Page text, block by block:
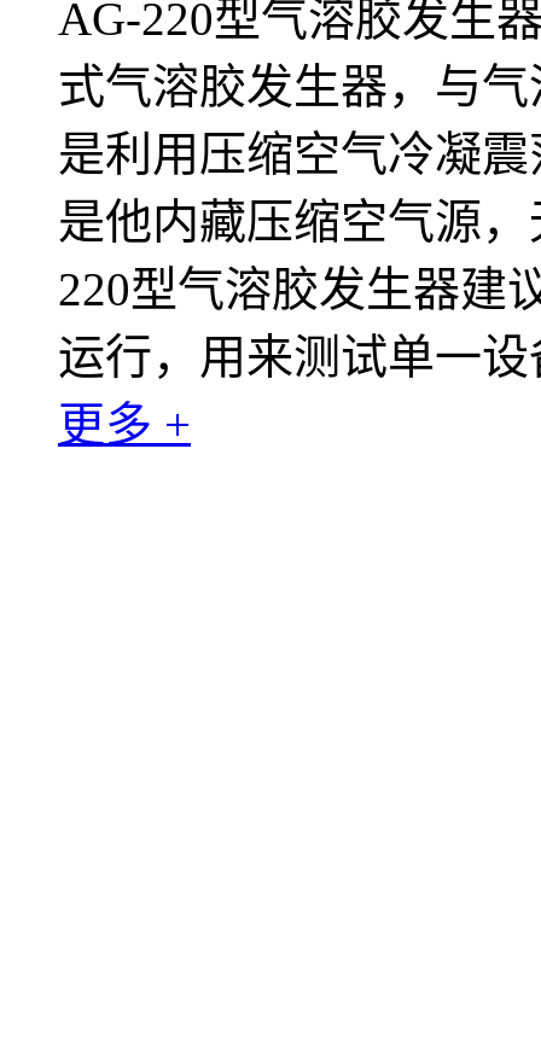
AG-220型气溶胶发生
式气溶胶发生器，与
是利用压缩空气冷凝
是他内藏压缩空气源
220型气溶胶发生器建
运行，用来测试单一
更多 +